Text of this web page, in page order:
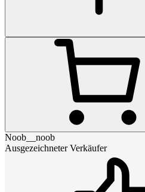
Noob__noob
Ausgezeichneter Verkäufer